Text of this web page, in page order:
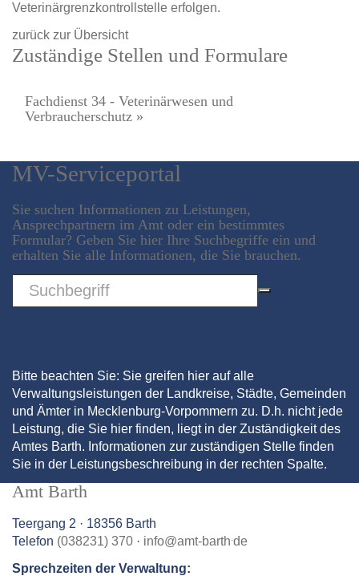
Veterinärgrenzkontrollstelle erfolgen.
zurück zur Übersicht
Zuständige Stellen und Formulare
Fachdienst 34 - Veterinärwesen und
Verbraucherschutz »
MV-Serviceportal
Sie suchen Informationen zu Leistungen,
Ansprechpartnern im Amt oder ein bestimmtes
Formular? Geben Sie hier Ihre Suchbegriffe ein und
erhalten Sie alle Informationen, die Sie brauchen.
Sword
Bitte beachten Sie: Sie greifen hier auf alle
Verwaltungsleistungen der Landkreise, Städte, Gemeinden
und Ämter in Mecklenburg-Vorpommern zu. D.h. nicht jede
Leistung, die Sie hier finden, liegt in der Zuständigkeit des
Amtes Barth. Informationen zur zuständigen Stelle finden
Sie in der Leistungsbeschreibung in der rechten Spalte.
Amt Barth
Teergang 2 · 18356 Barth
Telefon (038231) 370 · info@amt-barth de
Sprechzeiten der Verwaltung: